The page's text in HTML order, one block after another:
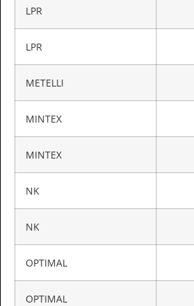
LPR
LPR
METELLI
MINTEX
MINTEX
NK
NK
OPTIMAL
OPTIMAL